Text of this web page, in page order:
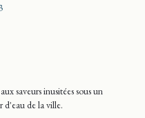
saveurs inusitées sous un
d'eau de la ville.